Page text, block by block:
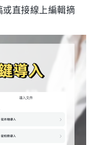
直接線上編輯摘